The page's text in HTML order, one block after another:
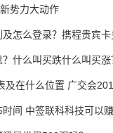
势力大动作
怎么登录？携程贵宾卡
什么叫买跌什么叫买涨
及在什么位置 广交会
间 中签联科科技可以